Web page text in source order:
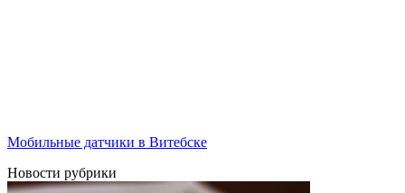
Мобильные датчики в Витебске
Новости рубрики